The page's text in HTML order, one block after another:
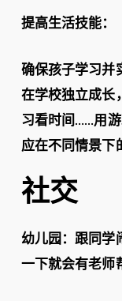
提高生活技能：
确保孩子学习并
在学校独立成长
习看时间……用
应在不同情景下
社交
幼儿园：跟同学
一下就会有老师